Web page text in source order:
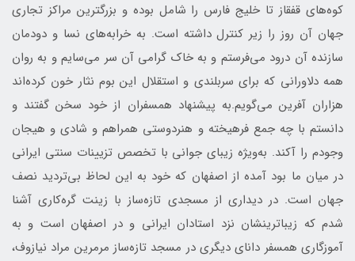
کوه‌های قفقاز تا خلیج فارس را شامل بوده و بزرگترین مراکز تجاری
جهان آن روز را زیر کنترل داشته است. به خرابه‌های نسا و دودمان
سازنده آن درود می‌فرستم و به خاک گرامی آن سر می‌سایم و به روان
همه دلاورانی که برای سربلندی و استقلال این بوم نثار خون کرده‌اند
هزاران آفرین می‌گویم.به پیشنهاد همسفران از خود سخن گفتند و
دانستم با چه جمع فرهیخته و هنردوستی همراهم و شادی و هیجان
وجودم را آکند. به‌ویژه زیبای جوانی با تخصص تزیینات سنتی ایرانی
در میان ما بود آمده از اصفهان که خود به این لحاظ بی‌تردید نصف
جهان است. در دیداری از مسجدی تازه‌ساز با زینت گره‌کاری آشنا
شدم که زیباترینشان نزد استادان ایرانی و در اصفهان است و به
آموزگاری همسفر دانای دیگری در مسجد تازه‌ساز مرمرین مراد نیازوف،